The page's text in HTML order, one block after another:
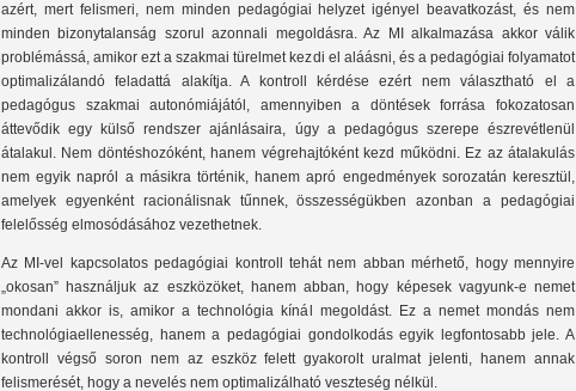
azért, mert felismeri, nem minden pedagógiai helyzet igényel beavatkozást, és nem
minden bizonytalanság szorul azonnali megoldásra. Az MI alkalmazása akkor válik
problémássá, amikor ezt a szakmai türelmet kezdi el aláásni, és a pedagógiai folyamatot
optimalizálandó feladattá alakítja. A kontroll kérdése ezért nem választható el a
pedagógus szakmai autonómiájától, amennyiben a döntések forrása fokozatosan
áttevődik egy külső rendszer ajánlásaira, úgy a pedagógus szerepe észrevétlenül
átalakul. Nem döntéshozóként, hanem végrehajtóként kezd működni. Ez az átalakulás
nem egyik napról a másikra történik, hanem apró engedmények sorozatán keresztül,
amelyek egyenként racionálisnak tűnnek, összességükben azonban a pedagógiai
felelősség elmosódásához vezethetnek.
Az MI-vel kapcsolatos pedagógiai kontroll tehát nem abban mérhető, hogy mennyire
„okosan” használjuk az eszközöket, hanem abban, hogy képesek vagyunk-e nemet
mondani akkor is, amikor a technológia kínál megoldást. Ez a nemet mondás nem
technológiaellenesség, hanem a pedagógiai gondolkodás egyik legfontosabb jele. A
kontroll végső soron nem az eszköz felett gyakorolt uralmat jelenti, hanem annak
felismerését, hogy a nevelés nem optimalizálható veszteség nélkül.